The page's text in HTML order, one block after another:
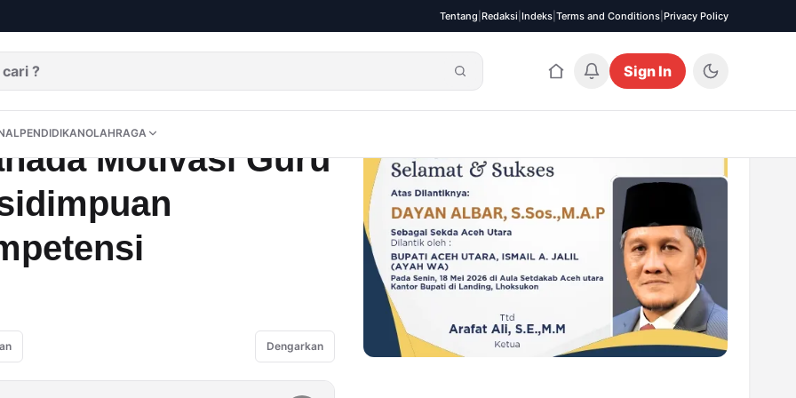
Tentang Redaksi Indeks Terms and Conditions Privacy Policy
OPININUSANTARAINTERNASIONALPENDIDIKANOLAHRAGA
Sign In
PENDIDIKANOLAHRAGA
1 Padangsidimpuan Tingkatkan Kompetensi
Motivasi Guru
Dengarkan